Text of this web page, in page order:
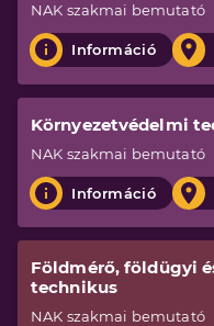
NAK szakmai bemutató
Információ
Környezetvédelmi
NAK szakmai bemutató
Információ
Földmérő, földügyi
technikus
NAK szakmai bemutató